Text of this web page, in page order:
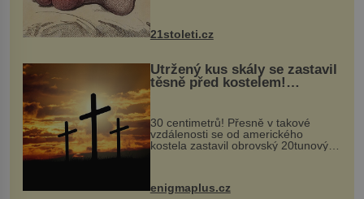
nohou, a způsobuje bole...
21stoleti.cz
Utržený kus skály se zastavil
těsně před kostelem!
Ochránila ho boží síla?
30 centimetrů! Přesně v takové
vzdálenosti se od amerického
kostela zastavil obrovský 20tunový
...
enigmaplus.cz